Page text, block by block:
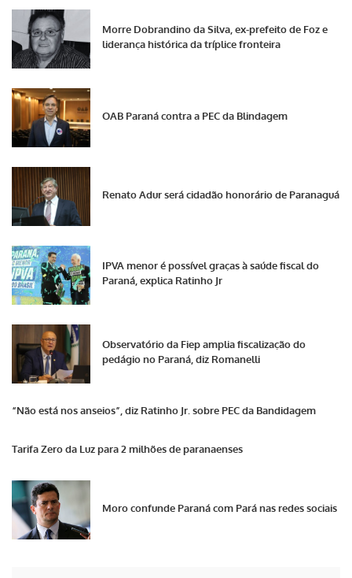
Morre Dobrandino da Silva, ex-prefeito de Foz e
liderança histórica da tríplice fronteira
OAB Paraná contra a PEC da Blindagem
Renato Adur será cidadão honorário de Paranaguá
IPVA menor é possível graças à saúde fiscal do
Paraná, explica Ratinho Jr
Observatório da Fiep amplia fiscalização do
pedágio no Paraná, diz Romanelli
“Não está nos anseios”, diz Ratinho Jr. sobre PEC da Bandidagem
Tarifa Zero da Luz para 2 milhões de paranaenses
Moro confunde Paraná com Pará nas redes sociais